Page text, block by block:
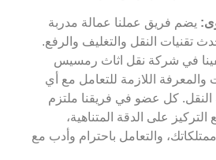
يضم فريق عملنا عمالة مدربة
تقنيات النقل والتغليف والرفع.
في شركة نقل اثاث رمسيس
والمعرفة اللازمة للتعامل مع أي
النقل. كل عضو في فريقنا ملتزم
على الدقة المتناهية،
والتعامل باحترام وأدب مع